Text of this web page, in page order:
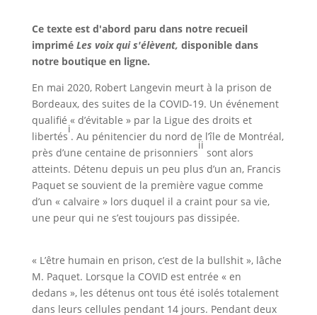
Ce texte est d'abord paru dans notre recueil
imprimé Les voix qui s'élèvent, disponible dans
notre boutique en ligne.
En mai 2020, Robert Langevin meurt à la prison de
Bordeaux, des suites de la COVID-19. Un événement
qualifié « d’évitable » par la Ligue des droits et
libertés
i
. Au pénitencier du nord de l’île de Montréal,
près d’une centaine de prisonniers
ii
sont alors
atteints. Détenu depuis un peu plus d’un an, Francis
Paquet se souvient de la première vague comme
d’un « calvaire » lors duquel il a craint pour sa vie,
une peur qui ne s’est toujours pas dissipée.
« L’être humain en prison, c’est de la bullshit », lâche
M. Paquet. Lorsque la COVID est entrée « en
dedans », les détenus ont tous été isolés totalement
dans leurs cellules pendant 14 jours. Pendant deux